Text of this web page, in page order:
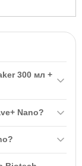
300 мл +
напоїв з
відділення
Nano?
компоненти та